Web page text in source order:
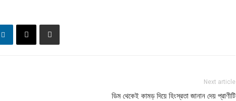
Next article
ডিম থেকেই কামড় দিয়ে হিংস্রতা জানান দেয় প্রাণীটি